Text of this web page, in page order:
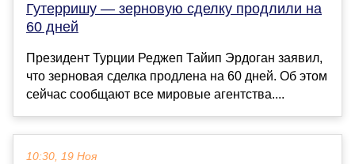
Гутерришу — зерновую сделку продлили на
60 дней
Президент Турции Реджеп Тайип Эрдоган заявил,
что зерновая сделка продлена на 60 дней. Об этом
сейчас сообщают все мировые агентства....
10:30, 19 Ноя